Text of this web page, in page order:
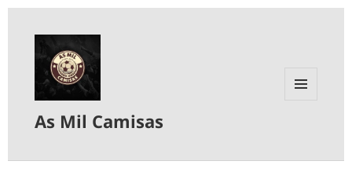
As Mil Camisas